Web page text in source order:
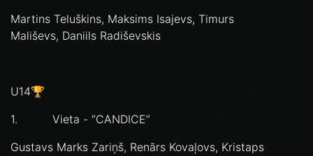
Martins Teluškins, Maksims Isajevs, Timurs
Mališevs, Daniils Radiševskis
U14🏆
1. Vieta - “CANDICE”
Gustavs Marks Zariņš, Renārs Kovaļovs, Kristaps